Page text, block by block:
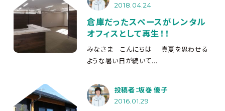
2018.04.24
倉庫だったスペースがレンタル
オフィスとして再生！！
みなさま こんにちは
真夏を思わせる
ような暑い日が続いて...
投稿者：坂巻 優子
2016.01.29